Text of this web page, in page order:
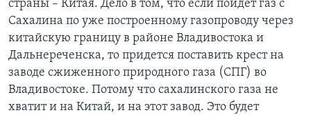
страны – Китая. Дело в том, что если пойдет газ с
Сахалина по уже построенному газопроводу через
китайскую границу в районе Владивостока и
Дальнереченска, то придется поставить крест на
заводе сжиженного природного газа (СПГ) во
Владивостоке. Потому что сахалинского газа не
хватит и на Китай, и на этот завод. Это будет